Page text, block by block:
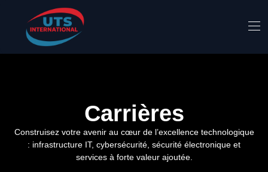
Carrières
Construisez votre avenir au cœur de l’excellence technologique
: infrastructure IT, cybersécurité, sécurité électronique et
services à forte valeur ajoutée.